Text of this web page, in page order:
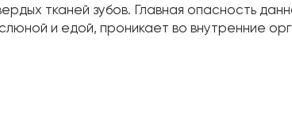
тканей зубов. Главная опасность
и едой, проникает во внутренние